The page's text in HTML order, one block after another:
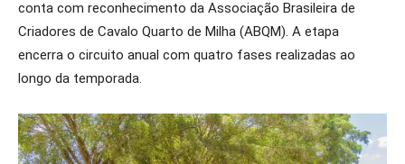
conta com reconhecimento da Associação Brasileira de
Criadores de Cavalo Quarto de Milha (ABQM). A etapa
encerra o circuito anual com quatro fases realizadas ao
longo da temporada.